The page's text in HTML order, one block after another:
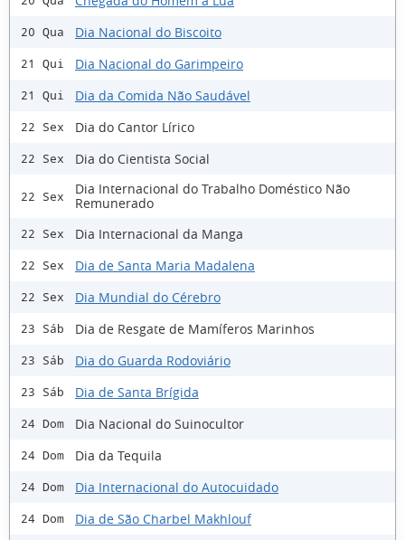
20 Qua Dia Nacional do Biscoito
21 Qui Dia Nacional do Garimpeiro
21 Qui Dia da Comida Não Saudável
22 Sex Dia do Cantor Lírico
22 Sex Dia do Cientista Social
22 Sex
Dia Internacional do Trabalho Doméstico Não
Remunerado
22 Sex Dia Internacional da Manga
22 Sex Dia de Santa Maria Madalena
22 Sex Dia Mundial do Cérebro
23 Sáb Dia de Resgate de Mamíferos Marinhos
23 Sáb Dia do Guarda Rodoviário
23 Sáb Dia de Santa Brígida
24 Dom Dia Nacional do Suinocultor
24 Dom Dia da Tequila
24 Dom Dia Internacional do Autocuidado
24 Dom Dia de São Charbel Makhlouf